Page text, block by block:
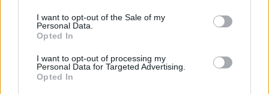
I want to opt-out of the Sale of my
Personal Data.
Opted In
I want to opt-out of processing my
Personal Data for Targeted Advertising.
Opted In
Poslední 3 příspěvky na mé zdi